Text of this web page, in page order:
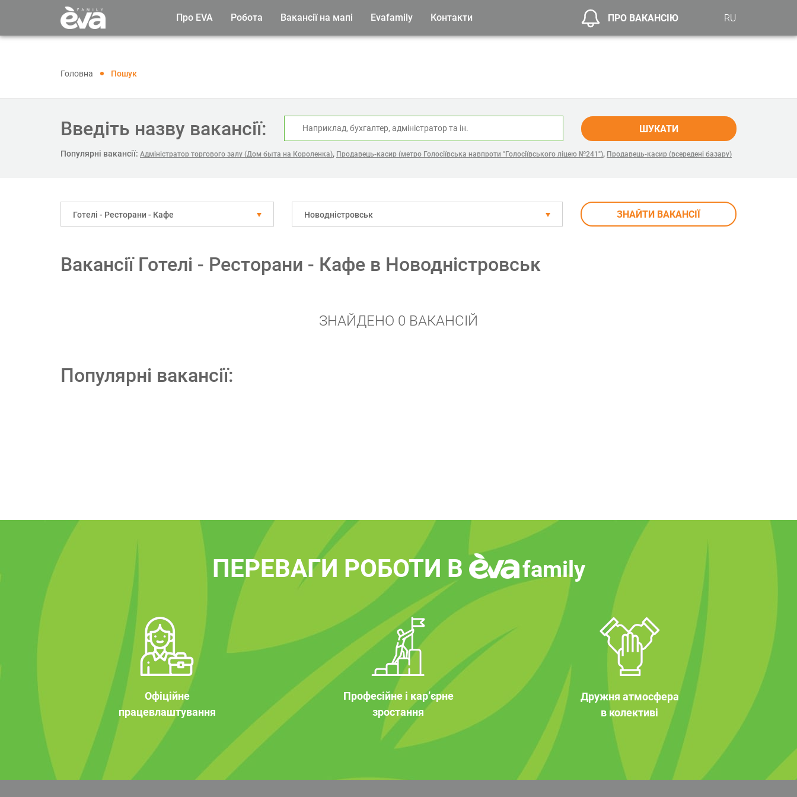
Про EVA Робота Вакансії на мапі Evafamily Контакти ПРО ВАКАНСІЮ RU
Головна Пошук
Введіть назву вакансії: ШУКАТИ
Популярні вакансії: Адміністратор торгового залу (Дом быта на Короленка), Продавець-касир (метро Голосіївська навпроти "Голосіївського ліцею №241"), Продавець-касир (всередені базару)
Готелі - Ресторани - Кафе Новодністровськ ЗНАЙТИ ВАКАНСІЇ
Вакансії Готелі - Ресторани - Кафе в Новодністровськ
ЗНАЙДЕНО 0 ВАКАНСІЙ
Популярні вакансії:
ПЕРЕВАГИ РОБОТИ В family
Офіційне
працевлаштування
Професійне і кар’єрне
зростання
Дружня атмосфера
в колективі